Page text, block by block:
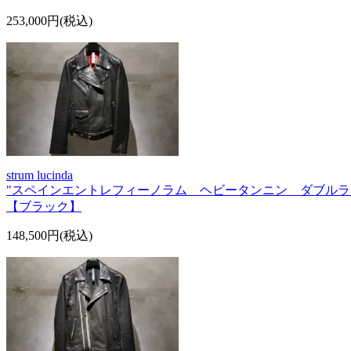
253,000円(税込)
strum lucinda
"スペインエントレフィーノラム ヘビータンニン ダブル
【ブラック】
148,500円(税込)